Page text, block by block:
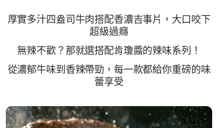
厚實多汁四盎司牛肉搭配香濃吉事片，大口咬下
超級過癮
無辣不歡？那就選搭配肯瓊醬的辣味系列！
從濃郁牛味到香辣帶勁，每一款都給你重磅的味
蕾享受